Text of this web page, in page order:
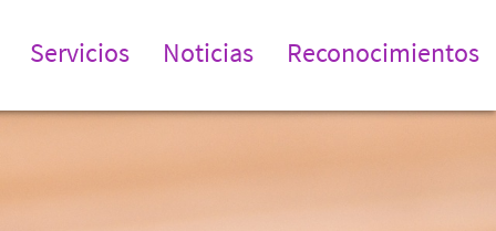
Servicios Noticias Reconocimientos